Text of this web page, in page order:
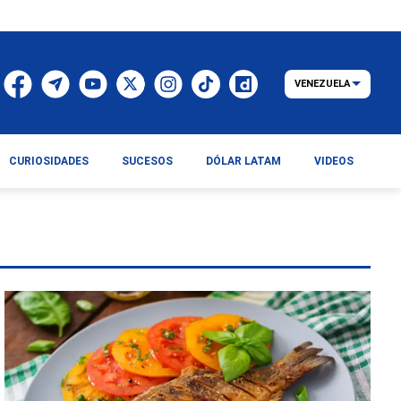
VENEZUELA
CURIOSIDADES SUCESOS DÓLAR LATAM VIDEOS